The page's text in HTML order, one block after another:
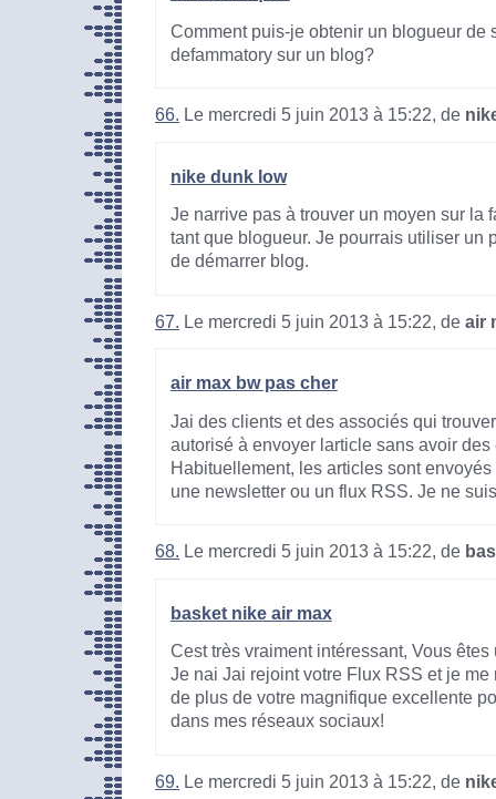
Comment puis-je obtenir un blogueur de
defammatory sur un blog?
66. Le mercredi 5 juin 2013 à 15:22, de
nike dunk low
Je narrive pas à trouver un moyen sur la
tant que blogueur. Je pourrais utiliser un
de démarrer blog.
67. Le mercredi 5 juin 2013 à 15:22, de air
air max bw pas cher
Jai des clients et des associés qui
autorisé à envoyer larticle sans avoir des
Habituellement, les articles sont
une newsletter ou un flux RSS. Je ne
68. Le mercredi 5 juin 2013 à 15:22, de
basket nike air max
Cest très vraiment intéressant, Vous
Je nai Jai rejoint votre Flux RSS et je
de plus de votre magnifique excellente
dans mes réseaux sociaux!
69. Le mercredi 5 juin 2013 à 15:22, de